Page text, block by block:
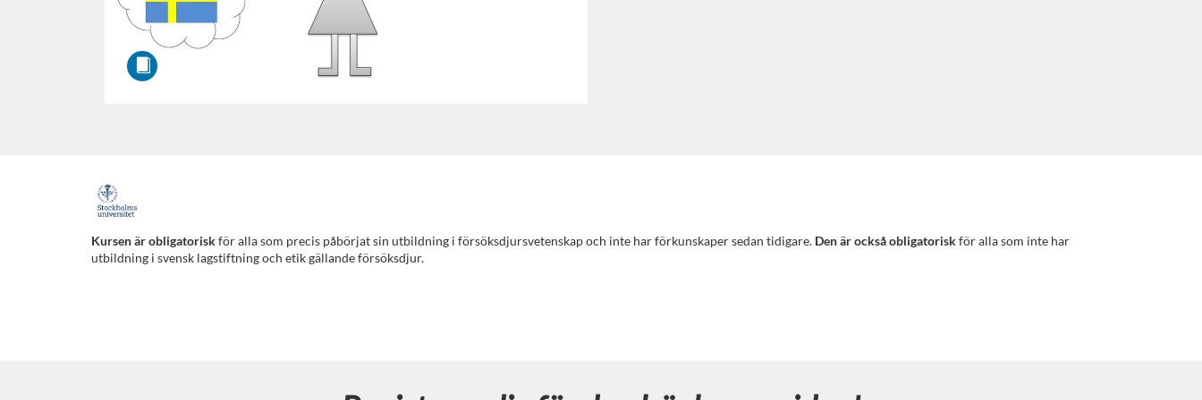
F
u
Kursen är obligatoriskför alla som precis påbörjat sin utbildning i försöksdjursvetenskap och inte har förkunskaper sedan tidigare. Den är också obligatoriskför alla som inte har
utbildning i svensk lagstiftning och etik gällande försöksdjur.